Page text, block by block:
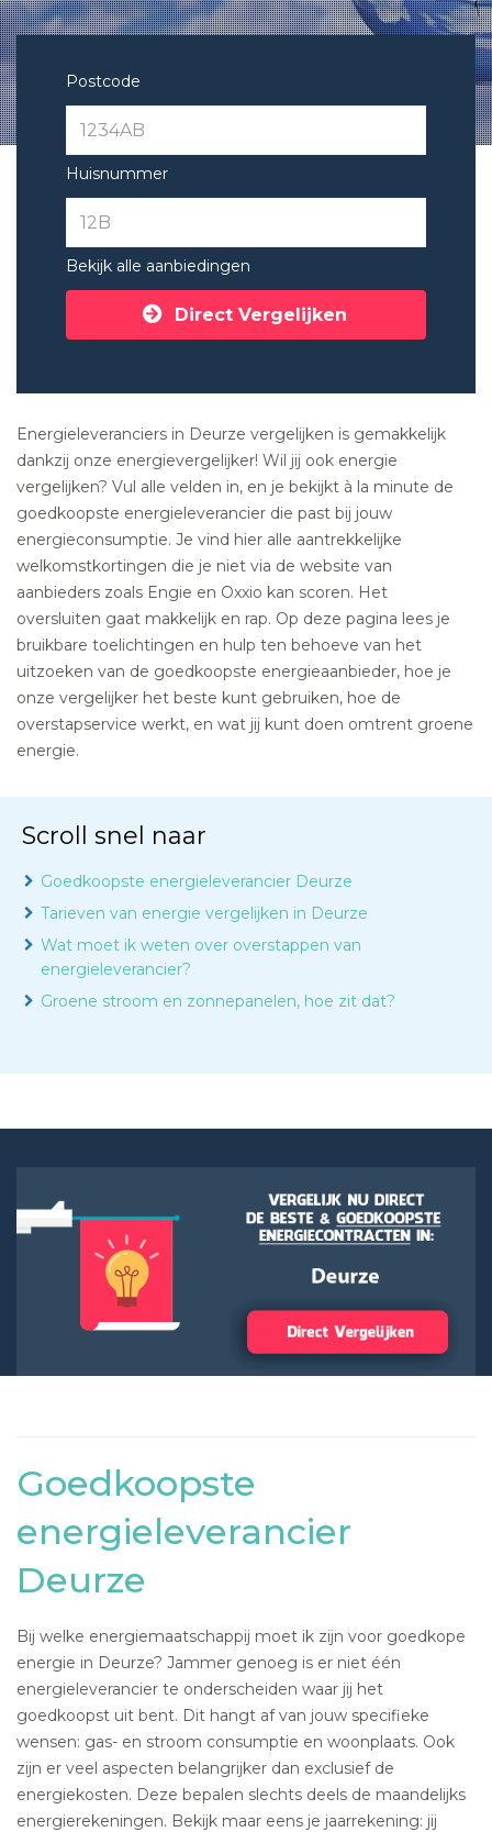
Postcode
Huisnummer
Bekijk alle aanbiedingen
Direct Vergelijken
Energieleveranciers in Deurze vergelijken is gemakkelijk
dankzij onze energievergelijker! Wil jij ook energie
vergelijken? Vul alle velden in, en je bekijkt à la minute de
goedkoopste energieleverancier die past bij jouw
energieconsumptie. Je vind hier alle aantrekkelijke
welkomstkortingen die je niet via de website van
aanbieders zoals Engie en Oxxio kan scoren. Het
oversluiten gaat makkelijk en rap. Op deze pagina lees je
bruikbare toelichtingen en hulp ten behoeve van het
uitzoeken van de goedkoopste energieaanbieder, hoe je
onze vergelijker het beste kunt gebruiken, hoe de
overstapservice werkt, en wat jij kunt doen omtrent groene
energie.
Scroll snel naar
Goedkoopste energieleverancier Deurze
Tarieven van energie vergelijken in Deurze
Wat moet ik weten over overstappen van
energieleverancier?
Groene stroom en zonnepanelen, hoe zit dat?
Goedkoopste
energieleverancier
Deurze
Bij welke energiemaatschappij moet ik zijn voor goedkope
energie in Deurze? Jammer genoeg is er niet één
energieleverancier te onderscheiden waar jij het
goedkoopst uit bent. Dit hangt af van jouw specifieke
wensen: gas- en stroom consumptie en woonplaats. Ook
zijn er veel aspecten belangrijker dan exclusief de
energiekosten. Deze bepalen slechts deels de maandelijks
energierekeningen. Bekijk maar eens je jaarrekening: jij